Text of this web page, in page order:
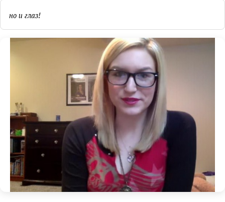
но и глаз!